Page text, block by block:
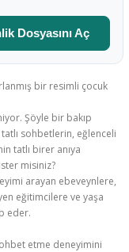
Dosyasını Aç
bir resimli çocuk
Şöyle bir bakıp
sohbetlerin, eğlenceli
tatlı birer anıya
misiniz?
arayan ebeveynlere,
eğitimcilere ve yaşa
eder.
etme deneyimini